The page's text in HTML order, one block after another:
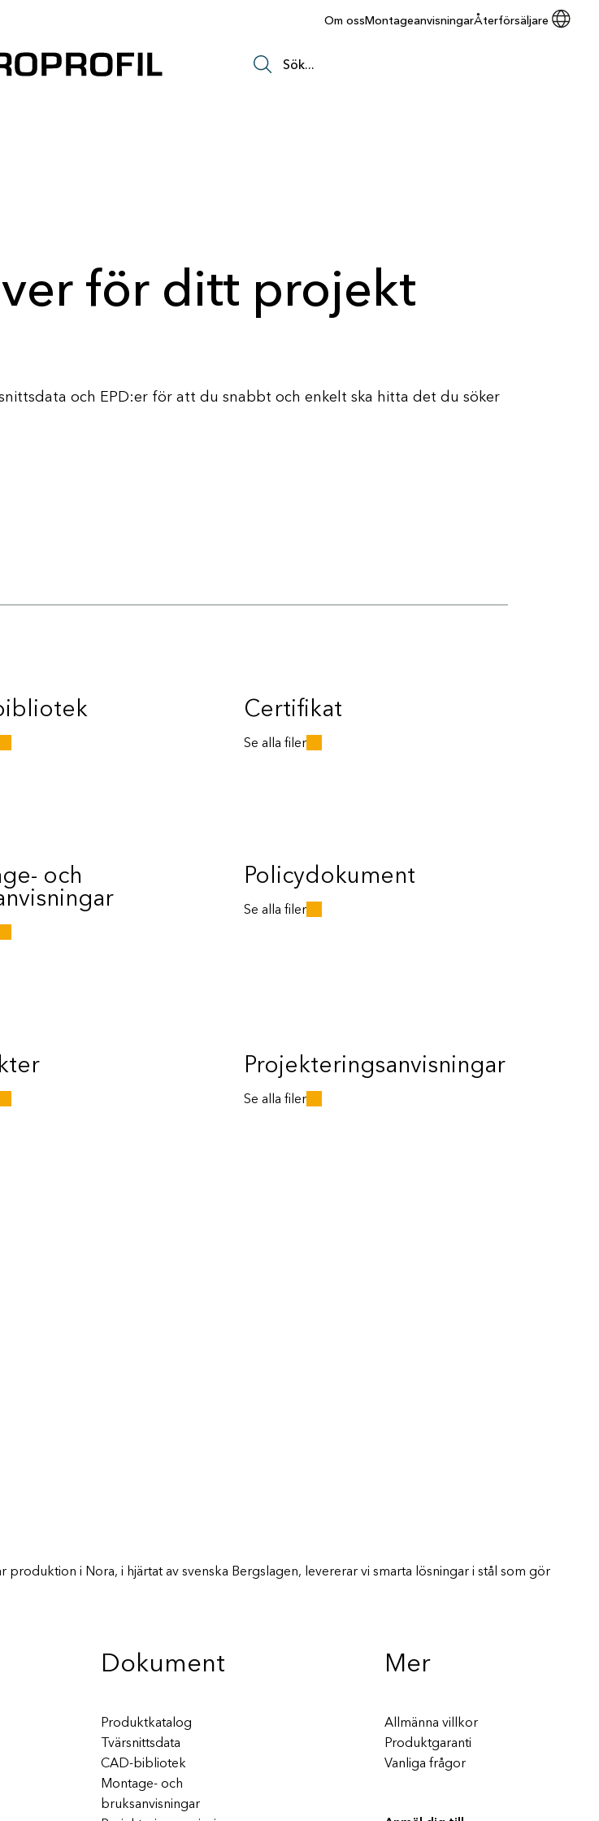
Om ossMontageanvisningarÅterförsäljare
för ditt projekt
och EPD:er för att du snabbt och enkelt ska hitta det du söker
Certifikat
Se alla filer
och
Policydokument
Se alla filer
Projekteringsanvisningar
Se alla filer
i Nora, i hjärtat av svenska Bergslagen, levererar vi smarta lösningar i stål som gör
Dokument
Produktkatalog
Tvärsnittsdata
CAD-bibliotek
Montage- och
bruksanvisningar
Mer
Allmänna villkor
Produktgaranti
Vanliga frågor